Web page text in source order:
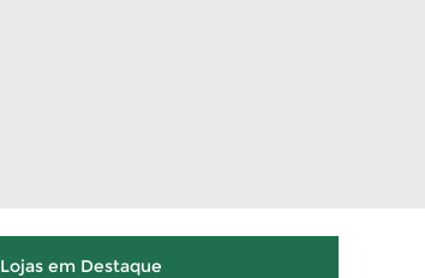
Lojas em Destaque